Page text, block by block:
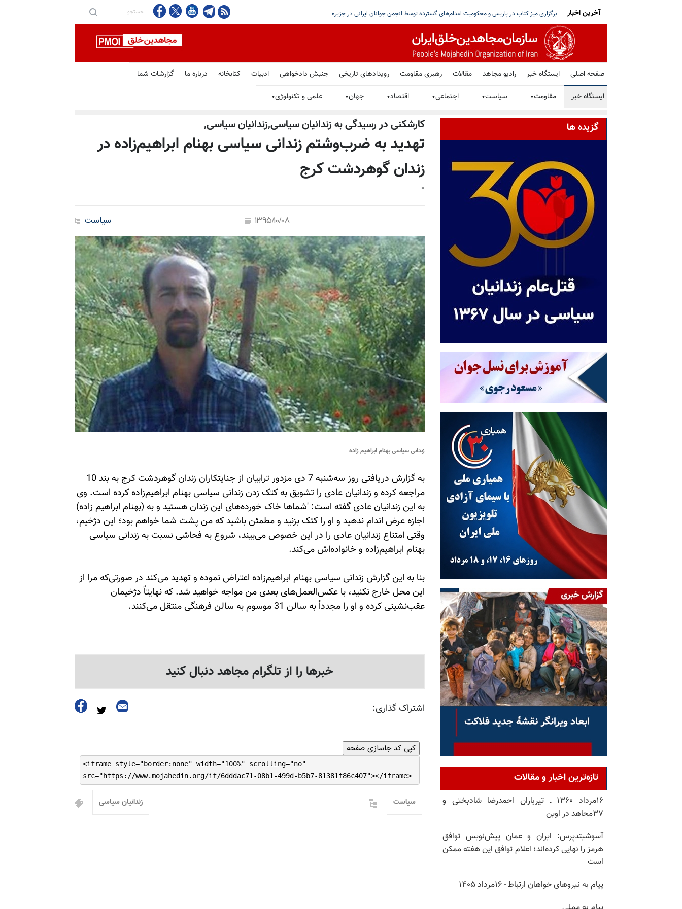
شورای ملی مقاومت ایران - مسئول شورا - تبریک ۳۰ تیر در صد و بیستمین خواستار توقف فوری همه اعدامها در ایران شد
آخرین اخبار
صفحه اصلی ایستگاه خبر رادیو مجاهد مقالات رهبری مقاومت رویدادهای تاریخی جنبش دادخواهی ادبیات کتابخانه درباره ما گزارشات شما
ایستگاه خبر مقاومت▼ سیاست▼ اجتماعی▼ اقتصاد▼ جهان▼ علمی و تکنولوژی▼
كارشكنى در رسيدگى به زندانيان سياسى,زندانیان سیاسی,
تهدید به ضرب‌وشتم زندانی سیاسی بهنام ابراهیم‌زاده در
زندان گوهردشت کرج
-
سیاست 1395/10/08
زندانی سیاسی بهنام ابراهیم زاده
به گزارش دریافتی روز سه‌شنبه 7 دی مزدور ترابیان از جنایتکاران زندان گوهردشت کرج به بند 10
مراجعه کرده و زندانیان عادی را تشویق به کتک زدن زندانی سیاسی بهنام ابراهیم‌زاده کرده است. وی
به این زندانیان عادی گفته است: 'شماها خاک خورده‌های این زندان هستید و به (بهنام ابراهیم زاده)
اجازه عرض اندام ندهید و او را کتک بزنید و مطمئن باشید که من پشت شما خواهم بود؛ این دژخیم،
وقتی امتناع زندانیان عادی را در این خصوص می‌بیند، شروع به فحاشی نسبت به زندانی سیاسی
بهنام ابراهیم‌زاده و خانواده‌اش می‌کند.
بنا‌ به این گزارش زندانی سیاسی بهنام ابراهیم‌زاده اعتراض نموده و تهدید می‌کند در صورتی‌که مرا از
این محل خارج نکنید، با عکس‌العمل‌های بعدی من مواجه خواهید شد. که نهایتاً دژخیمان
عقب‌نشینی کرده و او را مجدداً به سالن 31 موسوم به سالن فرهنگی منتقل می‌کنند.
خبرها را از تلگرام مجاهد دنبال کنید
اشتراک گذاری:
کپی کد جاسازی صفحه
<iframe style="border:none" width="100%" scrolling="no"
src="https://www.mojahedin.org/if/6dddac71-08b1-499d-b5b7-81381f86c407"></iframe>
زندانیان سیاسی سیاست
گزیده ها
تازه‌ترین اخبار و مقالات
۱۶مرداد ۱۳۶۰ ـ تیرباران احمدرضا شادبختی و
۳۷مجاهد در اوین
آسوشیتدپرس: ایران و عمان پیش‌نویس توافق
هرمز را نهایی کرده‌اند؛ اعلام توافق این هفته ممکن
است
پیام به نیروهای خواهان ارتباط - ۱۶مرداد ۱۴۰۵